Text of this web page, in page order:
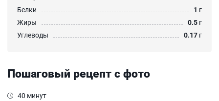
Белки
1 г
Жиры
0.5 г
Углеводы
0.17 г
Пошаговый рецепт с фото
40 минут